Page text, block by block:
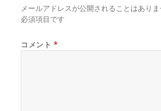
メールアドレスが公開されることはありま
必須項目です
コメント *